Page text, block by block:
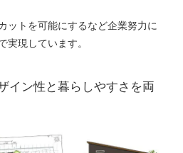
ットを可能にするなど企業努力に
実現しています。
イン性と暮らしやすさを両